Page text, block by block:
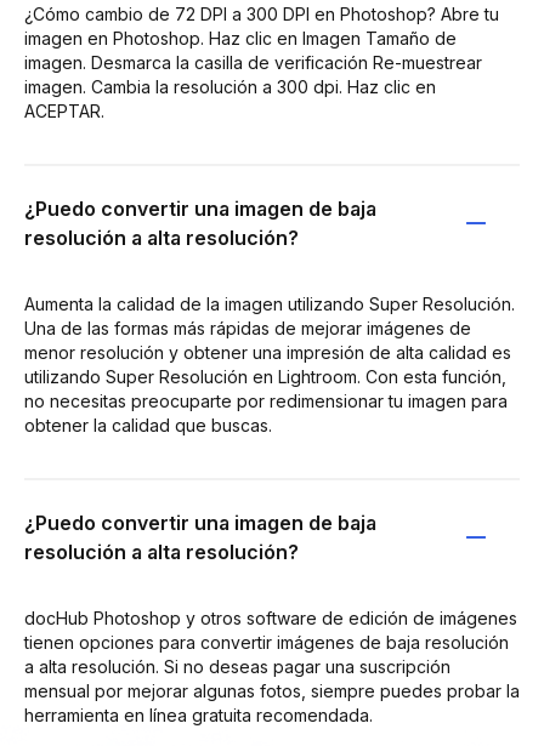
¿Cómo cambio de 72 DPI a 300 DPI en Photoshop? Abre tu
imagen en Photoshop. Haz clic en Imagen Tamaño de
imagen. Desmarca la casilla de verificación Re-muestrear
imagen. Cambia la resolución a 300 dpi. Haz clic en
ACEPTAR.
¿Puedo convertir una imagen de baja
resolución a alta resolución?
Aumenta la calidad de la imagen utilizando Super Resolución.
Una de las formas más rápidas de mejorar imágenes de
menor resolución y obtener una impresión de alta calidad es
utilizando Super Resolución en Lightroom. Con esta función,
no necesitas preocuparte por redimensionar tu imagen para
obtener la calidad que buscas.
¿Puedo convertir una imagen de baja
resolución a alta resolución?
docHub Photoshop y otros software de edición de imágenes
tienen opciones para convertir imágenes de baja resolución
a alta resolución. Si no deseas pagar una suscripción
mensual por mejorar algunas fotos, siempre puedes probar la
herramienta en línea gratuita recomendada.